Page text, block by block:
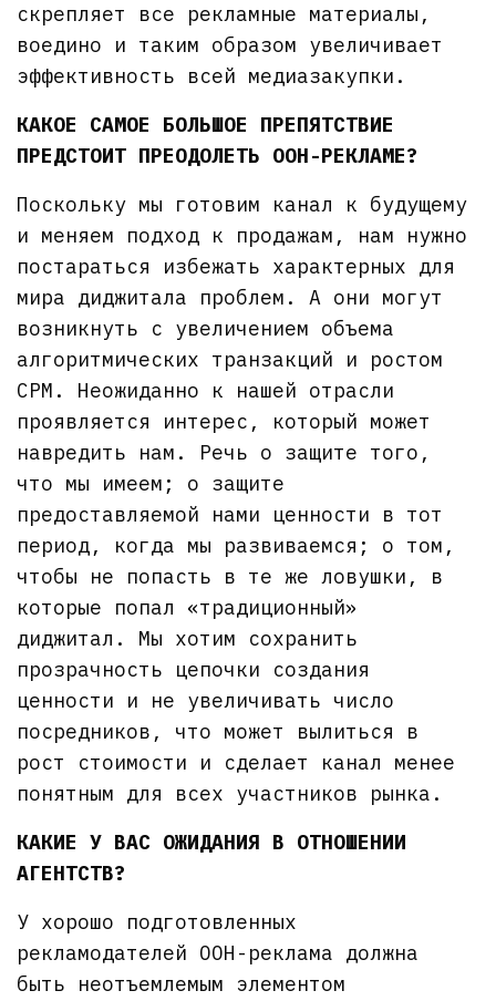
скрепляет все рекламные материалы,
воедино и таким образом увеличивает
эффективность всей медиазакупки.
КАКОЕ САМОЕ БОЛЬШОЕ ПРЕПЯТСТВИЕ
ПРЕДСТОИТ ПРЕОДОЛЕТЬ OOH-РЕКЛАМЕ?
Поскольку мы готовим канал к будущему
и меняем подход к продажам, нам нужно
постараться избежать характерных для
мира диджитала проблем. А они могут
возникнуть с увеличением объема
алгоритмических транзакций и ростом
CPM. Неожиданно к нашей отрасли
проявляется интерес, который может
навредить нам. Речь о защите того,
что мы имеем; о защите
предоставляемой нами ценности в тот
период, когда мы развиваемся; о том,
чтобы не попасть в те же ловушки, в
которые попал «традиционный»
диджитал. Мы хотим сохранить
прозрачность цепочки создания
ценности и не увеличивать число
посредников, что может вылиться в
рост стоимости и сделает канал менее
понятным для всех участников рынка.
КАКИЕ У ВАС ОЖИДАНИЯ В ОТНОШЕНИИ
АГЕНТСТВ?
У хорошо подготовленных
рекламодателей OOH-реклама должна
быть неотъемлемым элементом